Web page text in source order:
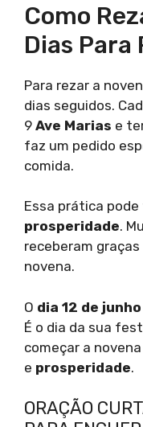
Como
Dias Para
Para rezar a
dias seguidos.
9 Ave Marias e
faz um pedido
comida.
Essa prática
prosperidade.
receberam
novena.
O dia 12 de junho
É o dia da sua
começar a
e prosperidade.
ORAÇÃO